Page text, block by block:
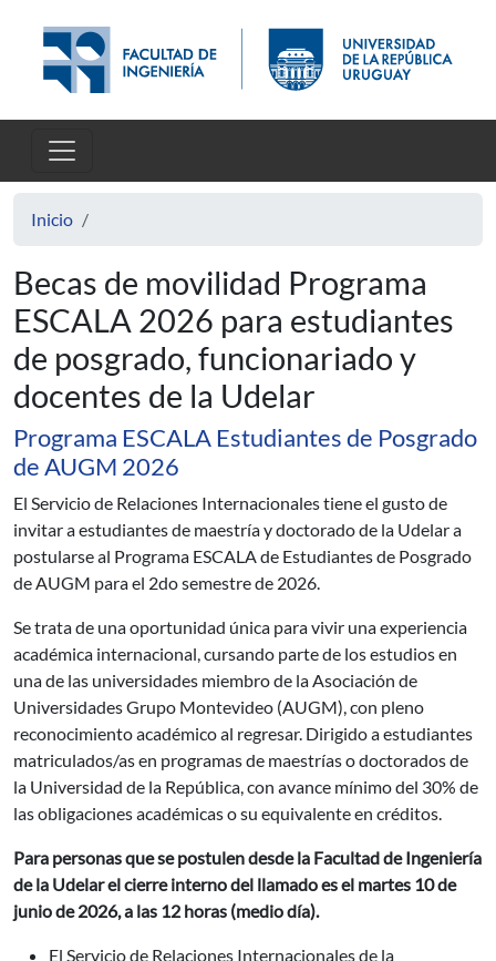
Inicio
Becas de movilidad Programa
ESCALA 2026 para estudiantes
de posgrado, funcionariado y
docentes de la Udelar
Programa ESCALA Estudiantes de Posgrado
de AUGM 2026
El Servicio de Relaciones Internacionales tiene el gusto de
invitar a estudiantes de maestría y doctorado de la Udelar a
postularse al Programa ESCALA de Estudiantes de Posgrado
de AUGM para el 2do semestre de 2026.
Se trata de una oportunidad única para vivir una experiencia
académica internacional, cursando parte de los estudios en
una de las universidades miembro de la Asociación de
Universidades Grupo Montevideo (AUGM), con pleno
reconocimiento académico al regresar. Dirigido a estudiantes
matriculados/as en programas de maestrías o doctorados de
la Universidad de la República, con avance mínimo del 30% de
las obligaciones académicas o su equivalente en créditos.
Para personas que se postulen desde la Facultad de Ingeniería
de la Udelar el cierre interno del llamado es el martes 10 de
junio de 2026, a las 12 horas (medio día).
El Servicio de Relaciones Internacionales de la